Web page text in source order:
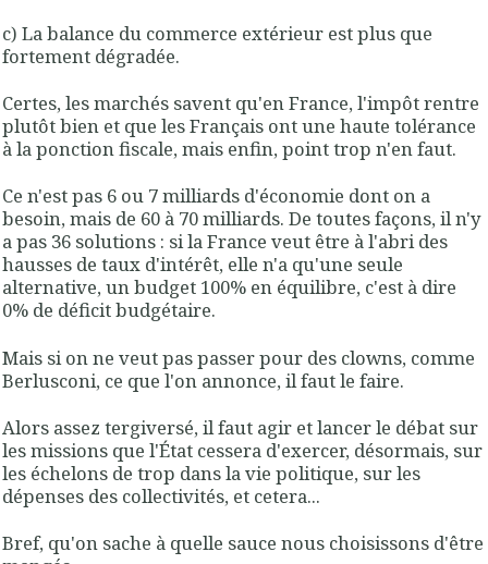
c) La balance du commerce extérieur est plus que
fortement dégradée.
Certes, les marchés savent qu'en France, l'impôt rentre
plutôt bien et que les Français ont une haute tolérance
à la ponction fiscale, mais enfin, point trop n'en faut.
Ce n'est pas 6 ou 7 milliards d'économie dont on a
besoin, mais de 60 à 70 milliards. De toutes façons, il n'y
a pas 36 solutions : si la France veut être à l'abri des
hausses de taux d'intérêt, elle n'a qu'une seule
alternative, un budget 100% en équilibre, c'est à dire
0% de déficit budgétaire.
Mais si on ne veut pas passer pour des clowns, comme
Berlusconi, ce que l'on annonce, il faut le faire.
Alors assez tergiversé, il faut agir et lancer le débat sur
les missions que l'État cessera d'exercer, désormais, sur
les échelons de trop dans la vie politique, sur les
dépenses des collectivités, et cetera...
Bref, qu'on sache à quelle sauce nous choisissons d'être